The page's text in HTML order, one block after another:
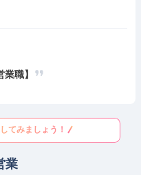
職】
てみましょう！
業